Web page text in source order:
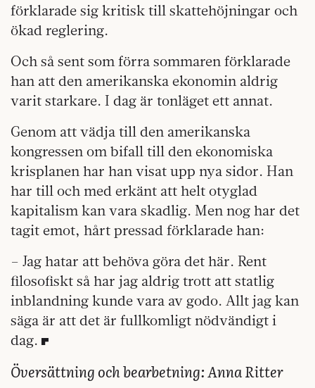
förklarade sig kritisk till skattehöjningar och
ökad reglering.
Och så sent som förra sommaren förklarade
han att den amerikanska ekonomin aldrig
varit starkare. I dag är tonläget ett annat.
Genom att vädja till den amerikanska
kongressen om bifall till den ekonomiska
krisplanen har han visat upp nya sidor. Han
har till och med erkänt att helt otyglad
kapitalism kan vara skadlig. Men nog har det
tagit emot, hårt pressad förklarade han:
– Jag hatar att behöva göra det här. Rent
filosofiskt så har jag aldrig trott att statlig
inblandning kunde vara av godo. Allt jag kan
säga är att det är fullkomligt nödvändigt i
dag.
Översättning och bearbetning: Anna Ritter